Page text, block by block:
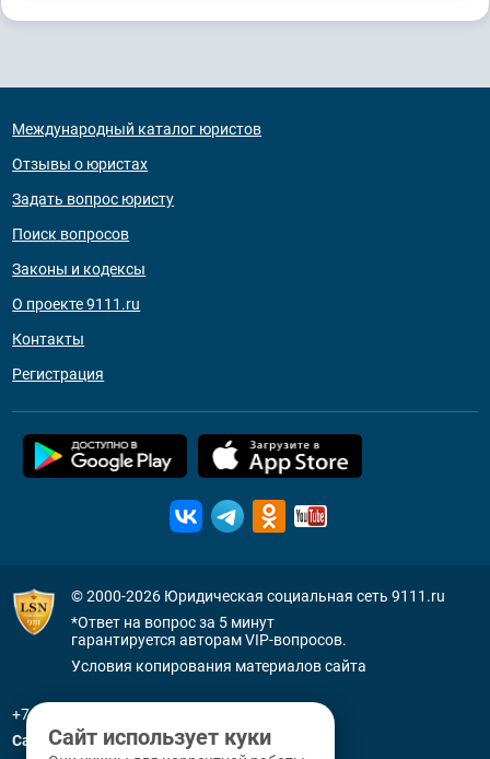
Международный каталог юристов
Отзывы о юристах
Задать вопрос юристу
Поиск вопросов
Законы и кодексы
О проекте 9111.ru
Контакты
Регистрация
© 2000-2026 Юридическая социальная сеть 9111.ru
*Ответ на вопрос за 5 минут
гарантируется авторам VIP-вопросов.
Условия копирования материалов сайта
+7 (800) 505-91-11
Санкт-Петербург
Сайт использует куки